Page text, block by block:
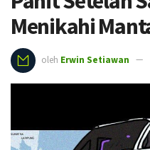
Menikahi
oleh Erwin Setiawan